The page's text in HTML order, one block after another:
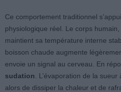
Ce comportement traditionnel
physiologique réel. Le corps
maintient sa température interne
boisson chaude augmente
envoie un signal au cerveau. En
sudation . L’évaporation de la
alors de dissiper la chaleur et de